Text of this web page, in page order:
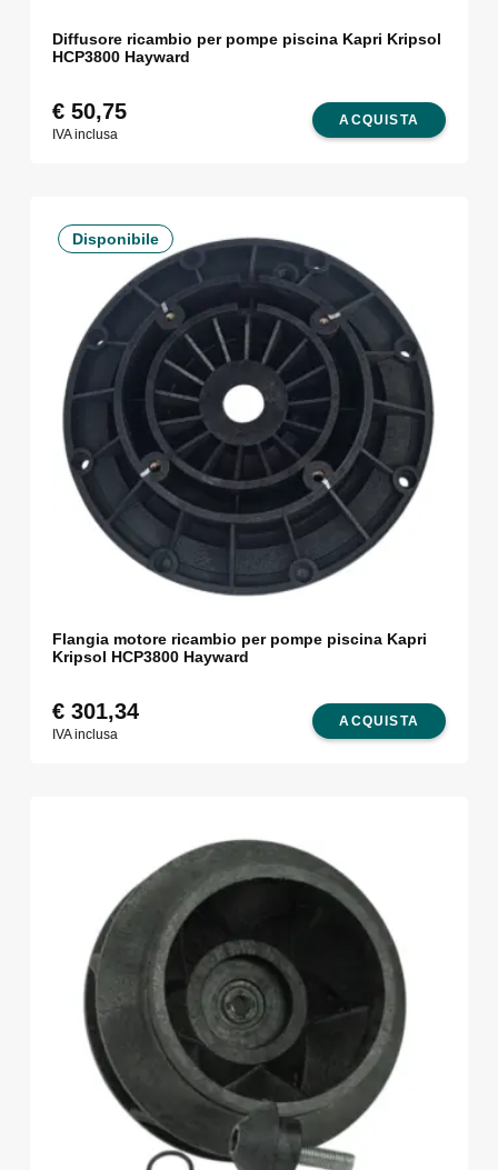
Diffusore ricambio per pompe piscina Kapri Kripsol
HCP3800 Hayward
ACQUISTA
€50,75
IVA inclusa
Disponibile
Flangia motore ricambio per pompe piscina Kapri
Kripsol HCP3800 Hayward
ACQUISTA
€301,34
IVA inclusa